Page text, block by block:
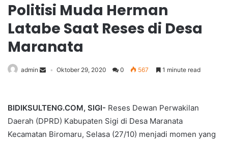
Politisi Muda Herman
Latabe Saat Reses di Desa
Maranata
admin Oktober 29, 2020 0 567 1 minute read
BIDIKSULTENG.COM, SIGI- Reses Dewan Perwakilan
Daerah (DPRD) Kabupaten Sigi di Desa Maranata
Kecamatan Biromaru, Selasa (27/10) menjadi momen yang